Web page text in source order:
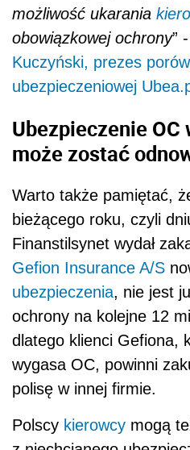
możliwość ukarania
obowiązkowej ochrony”
Kuczyński, prezes
ubezpieczeniowej
Ubezpieczenie OC
może zostać
Warto także pamiętać,
bieżącego roku, czyli
Finanstilsynet wydał
Gefion Insurance A/S
ubezpieczenia, nie jest
ochrony na kolejne 12
dlatego klienci Gefiona,
wygasa OC, powinni
polisę w innej firmie.
Polscy kierowcy mogą